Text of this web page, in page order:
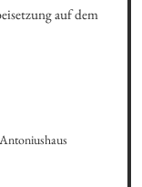
auf dem